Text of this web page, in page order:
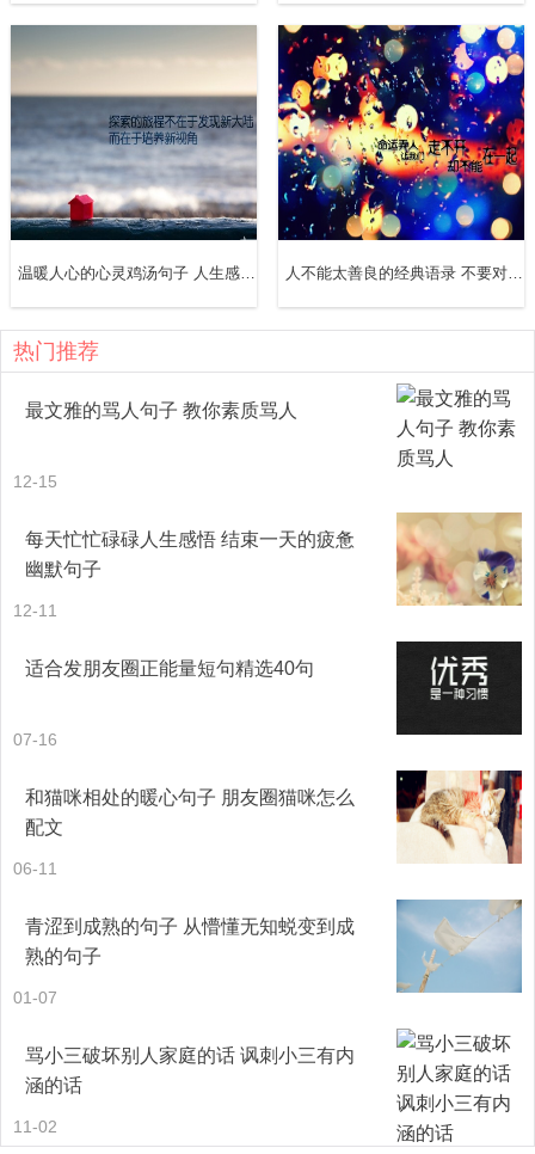
18、你看，其实长大是一个与蜕变近义的词。破茧的疼痛，
瞬间的新生。庆幸也憎恨。
19、南柱赫，24岁生日快乐！你不断的在努力，使自己完
美的蜕变。无论你是模特，还是演员。我都会永远支持你。
不忘初心，开心幸福。一定会看见你的。
21、玫瑰花的前世今生，鲜花变干花，每一次蜕变都能成为
一道风景，时间改变了一切。
22、当年那个被劈腿影响了高考的姑娘，十年后，学业亮
苦痛的过程又是如此亮丽动人
23、成长是一种蜕变，失去了旧的，必然因为又来新的。
24、每一次选择都是人生的一种蜕变，向什么方向前进，一
25、我将青春的核心包裹在将要衰亡的躯壳中，等待它蜕变
出来重新显露在爱人面前。
26、所谓的青春就是一次蜕变。
27、喜欢烟花瞬间绽放的美，喜欢蝴蝶从毛毛虫蜕变的美，
因为短暂所以美，绚丽最终会消失，就像我们慢慢失去的青
28、时间的力量是伟大的，你付出了多少时间和精力去努
力，你就能从中得到多少相应的蜕变能量。无论工作，还是
温暖人心的心灵鸡汤句子 人生感悟的心灵鸡汤经典语录 人不能太善良的经典语录 不要对人太好经典语录
热门推荐
最文雅的骂人句子 教你素质骂人
12-15
每天忙忙碌碌人生感悟 结束一天的疲惫
幽默句子
12-11
适合发朋友圈正能量短句精选40句
07-16
和猫咪相处的暖心句子 朋友圈猫咪怎么
配文
06-11
青涩到成熟的句子 从懵懂无知蜕变到成
熟的句子
01-07
骂小三破坏别人家庭的话 讽刺小三有内
涵的话
11-02